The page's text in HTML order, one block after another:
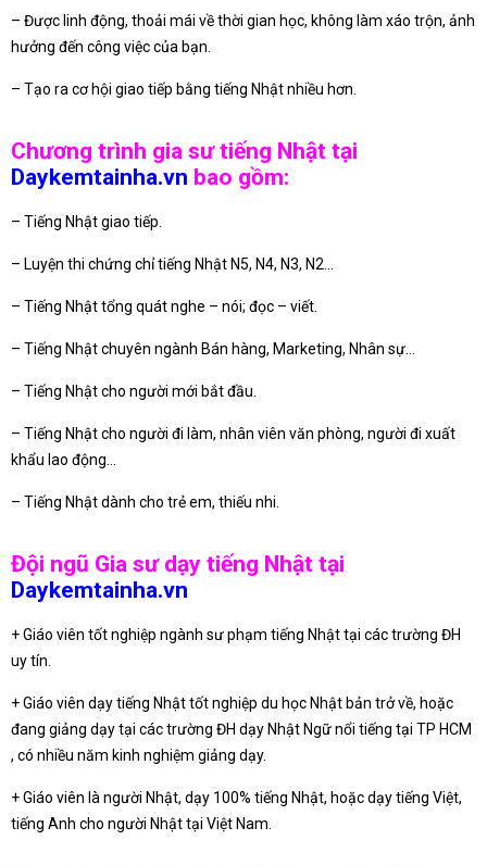
– Được linh động, thoải mái về thời gian học, không làm xáo trộn, ảnh
hưởng đến công việc của bạn.
– Tạo ra cơ hội giao tiếp bằng tiếng Nhật nhiều hơn.
Chương trình gia sư tiếng Nhật tại
Daykemtainha.vn bao gồm:
– Tiếng Nhật giao tiếp.
– Luyện thi chứng chỉ tiếng Nhật N5, N4, N3, N2…
– Tiếng Nhật tổng quát nghe – nói; đọc – viết.
– Tiếng Nhật chuyên ngành Bán hàng, Marketing, Nhân sự…
– Tiếng Nhật cho người mới bắt đầu.
– Tiếng Nhật cho người đi làm, nhân viên văn phòng, người đi xuất
khẩu lao động…
– Tiếng Nhật dành cho trẻ em, thiếu nhi.
Đội ngũ Gia sư dạy tiếng Nhật tại
Daykemtainha.vn
+ Giáo viên tốt nghiệp ngành sư phạm tiếng Nhật tại các trường ĐH
uy tín.
+ Giáo viên dạy tiếng Nhật tốt nghiệp du học Nhật bản trở về, hoặc
đang giảng dạy tại các trường ĐH dạy Nhật Ngữ nổi tiếng tại TP HCM
, có nhiều năm kinh nghiệm giảng dạy.
+ Giáo viên là người Nhật, dạy 100% tiếng Nhật, hoặc dạy tiếng Việt,
tiếng Anh cho người Nhật tại Việt Nam.